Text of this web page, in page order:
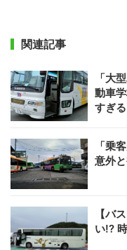
関連記事
「大
動車
すぎ
「乗
意外
【バ
い!?